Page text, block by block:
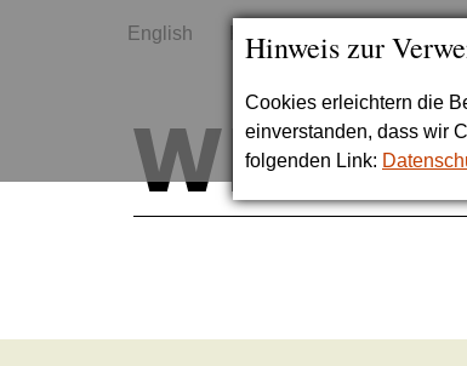
Hinweis zur
Cookies erleichtern die
einverstanden, dass wir
folgenden Link:
English